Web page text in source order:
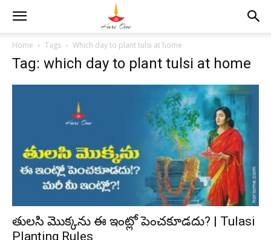
Home Tags Which day to plant tulsi at home
Tag: which day to plant tulsi at home
తులసి మొక్కను ఈ ఇంట్లో పెంచకూడదు? | Tulasi
Planting Rules